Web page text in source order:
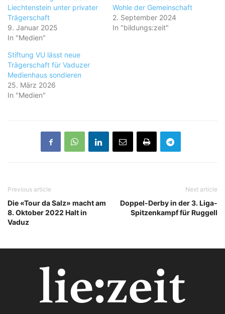
Liechtenstein unter privater
Trägerschaft
9. Januar 2025
In "Medien"
Wohle der Gemeinschaft
2. September 2024
In "bildungs:zeit"
Stiftung VU lässt neue
Trägerschaft für Vaduzer
Medienhaus sondieren
25. März 2026
In "Medien"
Previous article
Die «Tour da Salz» macht am
8. Oktober 2022 Halt in
Vaduz
Next article
Doppel-Derby in der 3. Liga-
Spitzenkampf für Ruggell